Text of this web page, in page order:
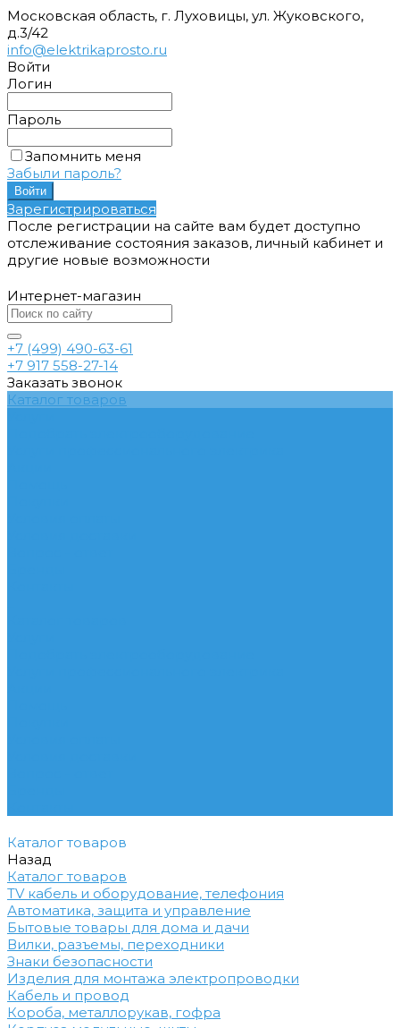
Московская область, г. Луховицы, ул. Жуковского,
д.3/42
info@elektrikaprosto.ru
Войти
Логин
Пароль
Запомнить меня
Забыли пароль?
Зарегистрироваться
После регистрации на сайте вам будет доступно
отслеживание состояния заказов, личный кабинет и
другие новые возможности
Интернет-магазин
+7 (499) 490-63-61
+7 917 558-27-14
Заказать звонок
Каталог товаров
Каталог товаров
Назад
Каталог товаров
TV кабель и оборудование, телефония
Автоматика, защита и управление
Бытовые товары для дома и дачи
Вилки, разъемы, переходники
Знаки безопасности
Изделия для монтажа электропроводки
Кабель и провод
Короба, металлорукав, гофра